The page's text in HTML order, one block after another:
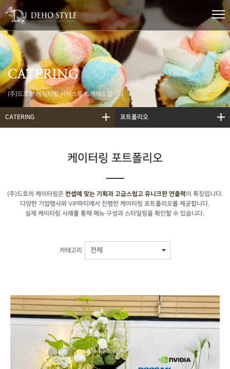
CATERING
(주)드호의 케이터링 서비스를 소개해드립니다
CATERING 포트폴리오
케이터링 포트폴리오
(주)드호의 케이터링은 컨셉에 맞는 기획과 고급스럽고 유니크한 연출력이 특징입니다.
다양한 기업행사와 VIP파티에서 진행한 케이터링 포트폴리오를 제공합니다.
실제 케이터링 사례를 통해 메뉴 구성과 스타일링을 확인할 수 있습니다.
카테고리